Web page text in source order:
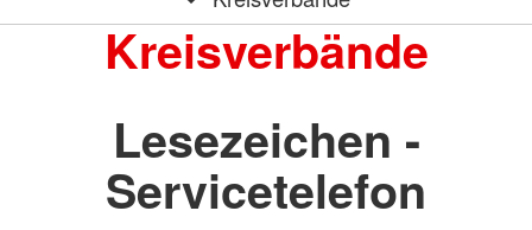
Kreisverbände
Lesezeichen -
Servicetelefon